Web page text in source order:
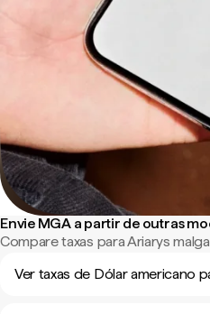
Envie MGA a partir de outras
Compare taxas para Ariarys
Ver taxas de Dólar americano